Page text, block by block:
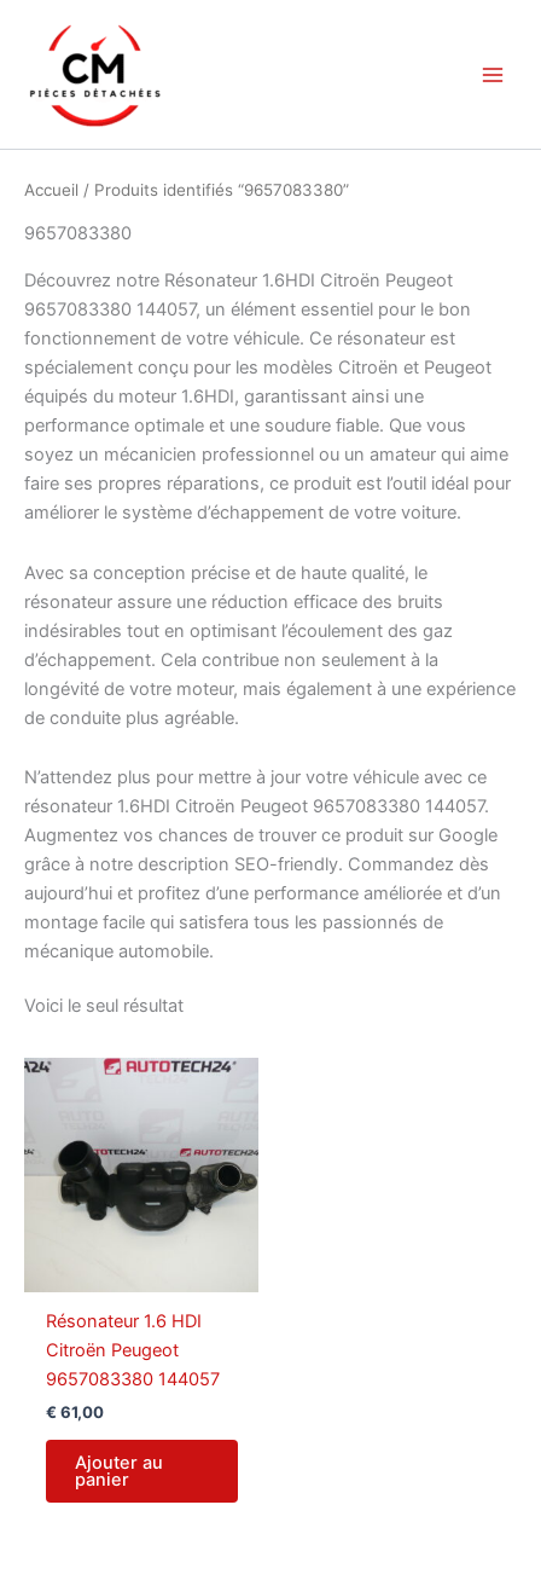
contenu
Accueil / Produits identifiés “9657083380”
9657083380
Découvrez notre Résonateur 1.6HDI Citroën Peugeot
9657083380 144057, un élément essentiel pour le bon
fonctionnement de votre véhicule. Ce résonateur est
spécialement conçu pour les modèles Citroën et Peugeot
équipés du moteur 1.6HDI, garantissant ainsi une
performance optimale et une soudure fiable. Que vous
soyez un mécanicien professionnel ou un amateur qui aime
faire ses propres réparations, ce produit est l’outil idéal pour
améliorer le système d’échappement de votre voiture.
Avec sa conception précise et de haute qualité, le
résonateur assure une réduction efficace des bruits
indésirables tout en optimisant l’écoulement des gaz
d’échappement. Cela contribue non seulement à la
longévité de votre moteur, mais également à une expérience
de conduite plus agréable.
N’attendez plus pour mettre à jour votre véhicule avec ce
résonateur 1.6HDI Citroën Peugeot 9657083380 144057.
Augmentez vos chances de trouver ce produit sur Google
grâce à notre description SEO-friendly. Commandez dès
aujourd’hui et profitez d’une performance améliorée et d’un
montage facile qui satisfera tous les passionnés de
mécanique automobile.
Voici le seul résultat
Résonateur 1.6 HDI
Citroën Peugeot
9657083380 144057
€ 61,00
Ajouter au
panier